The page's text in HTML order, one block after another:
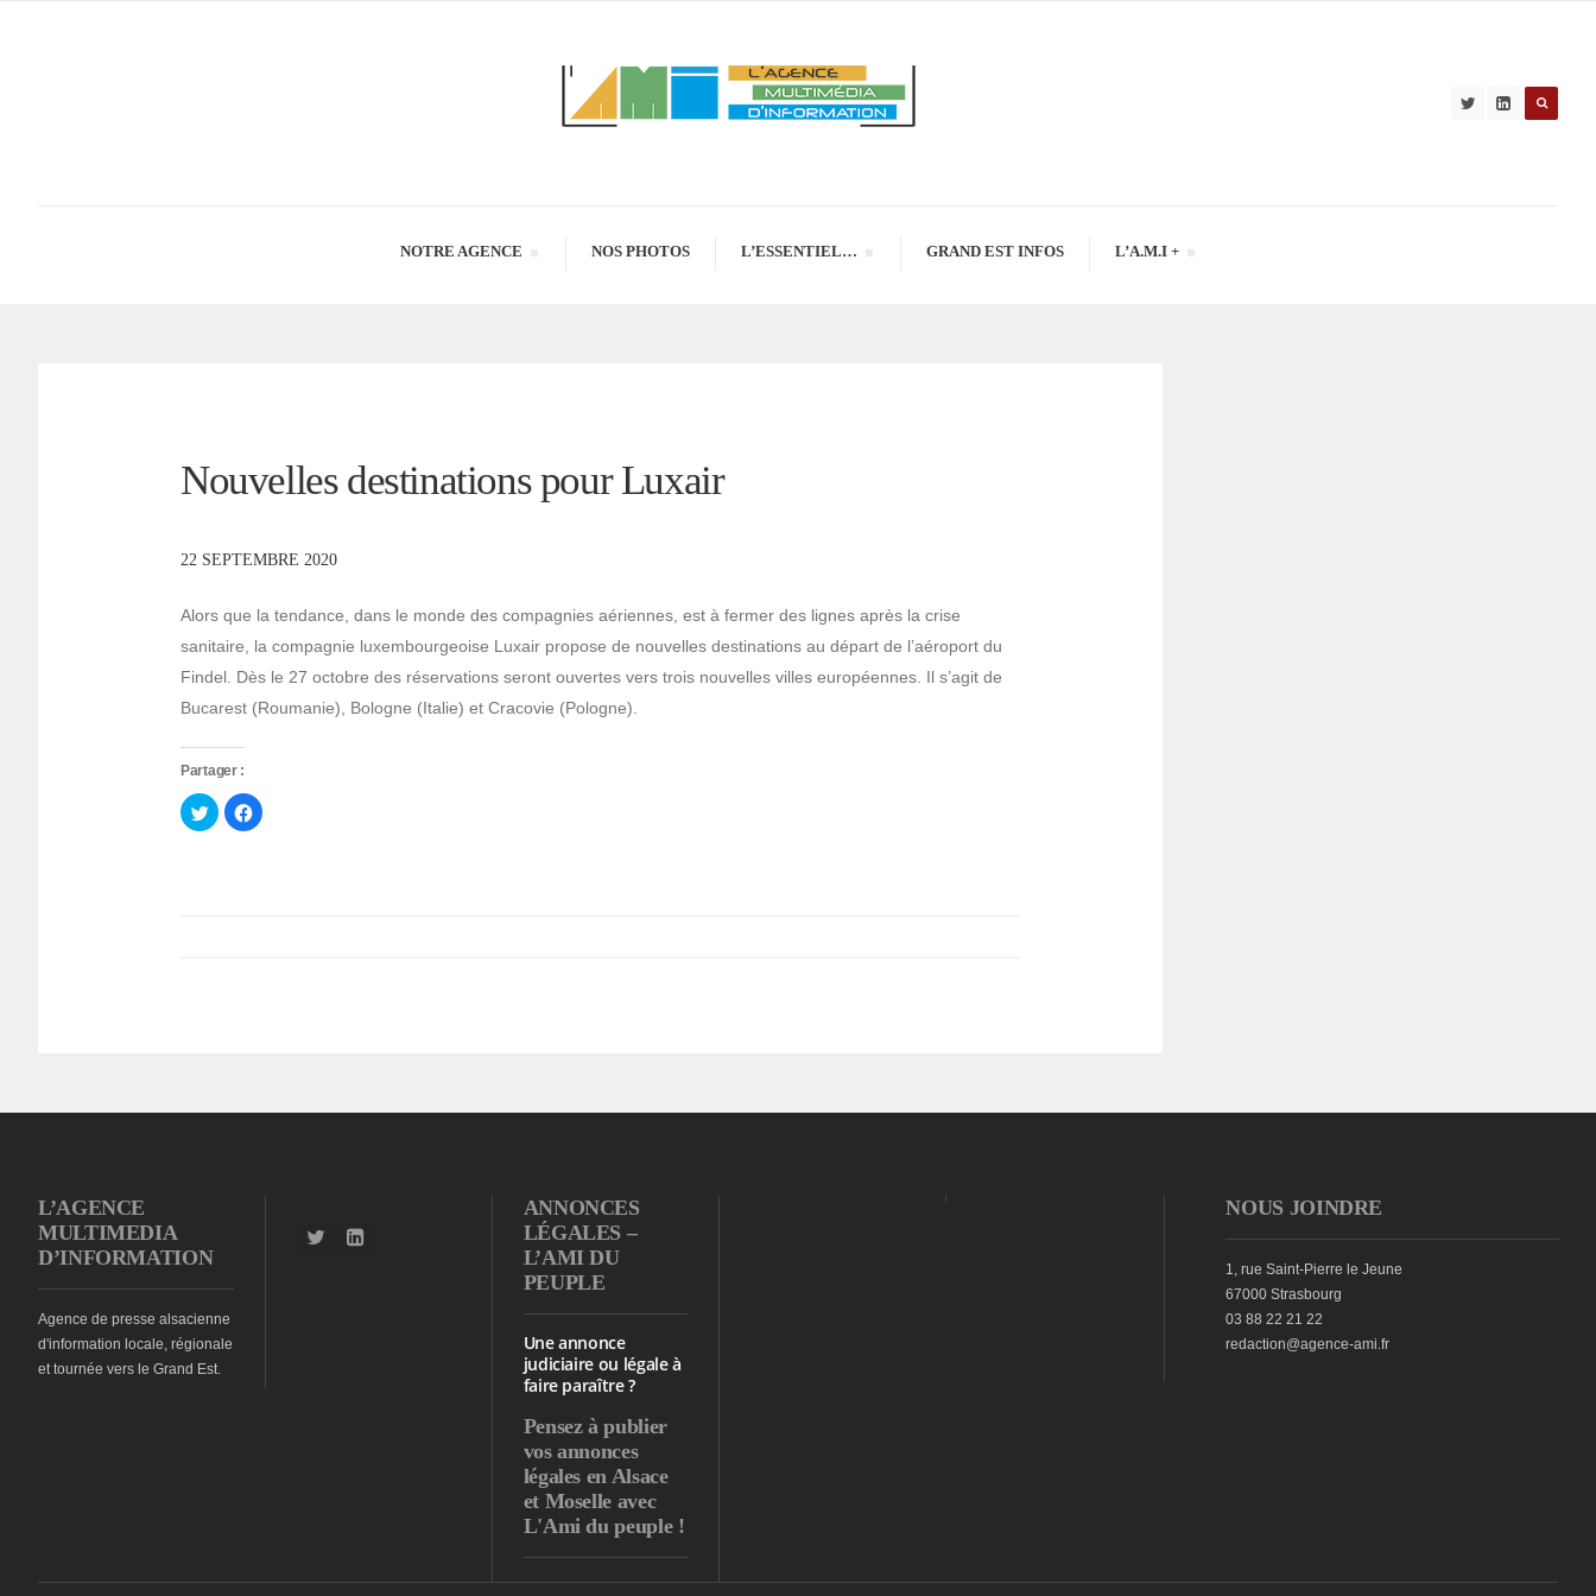
NOTRE AGENCE NOS PHOTOS L’ESSENTIEL… GRAND EST INFOS L’A.M.I +
Nouvelles destinations pour Luxair
22 SEPTEMBRE 2020
Alors que la tendance, dans le monde des compagnies aériennes, est à fermer des lignes après la crise
sanitaire, la compagnie luxembourgeoise Luxair propose de nouvelles destinations au départ de l’aéroport du
Findel. Dès le 27 octobre des réservations seront ouvertes vers trois nouvelles villes européennes. Il s’agit de
Bucarest (Roumanie), Bologne (Italie) et Cracovie (Pologne).
Partager :
Cliquez
pour
partager
Cliquez
pour
L’AGENCE
MULTIMEDIA
D’INFORMATION
Agence de presse alsacienne
d'information locale, régionale
et tournée vers le Grand Est.
ANNONCES
LÉGALES –
L’AMI DU
PEUPLE
Une annonce
judiciaire ou légale à
faire paraître ?
Pensez à publier
vos annonces
légales en Alsace
et Moselle avec
L'Ami du peuple !
NOUS JOINDRE
1, rue Saint-Pierre le Jeune
67000 Strasbourg
03 88 22 21 22
redaction@agence-ami.fr